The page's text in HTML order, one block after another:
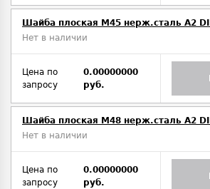
Шайба плоская М45 нерж.сталь А2
Нет в наличии
Цена по
запросу
0.00000000
руб.
Шайба плоская М48 нерж.сталь А2
Нет в наличии
Цена по
запросу
0.00000000
руб.